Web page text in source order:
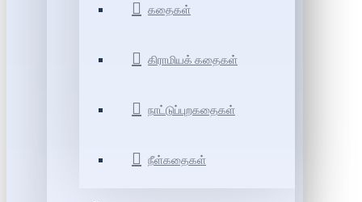
கதைகள்
கிராமியக் கதைகள்
நாட்டுப்புறகதைகள்
நீள்கதைகள்